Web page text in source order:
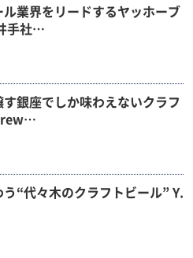
ル業界をリードするヤッホーブ
手社…
銀座でしか味わえないクラフ
う“代々木のクラフトビール” Y.